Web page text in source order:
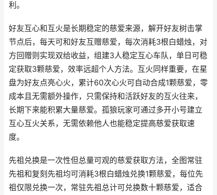
利。
好友互心和互火是长期稳定的慈爱来源，解开好友树击掌
节点后，每天可和好友互赠慈爱，每次消耗3根白蜡烛，对
方回赠则实现双给收益，组建3人稳定互心车队，单日可稳
定获取3颗慈爱，效率远超个人方法。互火同样重要，在星
盘为好友点亮心火，累计60次心火可自动合成1颗慈爱，零
成本且无需额外操作，只需保持和活跃好友的互火往来，
长期下来能积累大量慈爱。孤狼玩家可通过多开小号建立
互心互火关系，无需依赖他人也能稳定提高慈爱获取速
度。
先祖兑换是一次性但总量可观的慈爱获取方法，全图常驻
先祖和复刻先祖均可消耗3根白蜡烛兑换1颗慈爱，每位先
祖仅限兑换一次，常驻先祖总计可兑换数十颗慈爱，适合